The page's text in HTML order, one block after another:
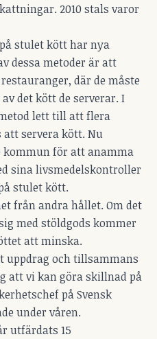
2010 stals varor
stulet kött har nya
dessa metoder är att
där de måste
det kött de serverar. I
lett till att flera
servera kött. Nu
kommun för att anamma
sina livsmedelskontroller
stulet kött.
från andra hållet. Om det
med stöldgods kommer
att minska.
uppdrag och tillsammans
att vi kan göra skillnad på
på Svensk
under våren.
utfärdats 15